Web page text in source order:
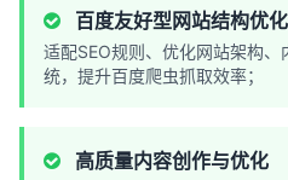
百度友好型网站结构优化
适配SEO规则、优化网站架构
统，提升百度爬虫抓取效率；
高质量内容创作与优化